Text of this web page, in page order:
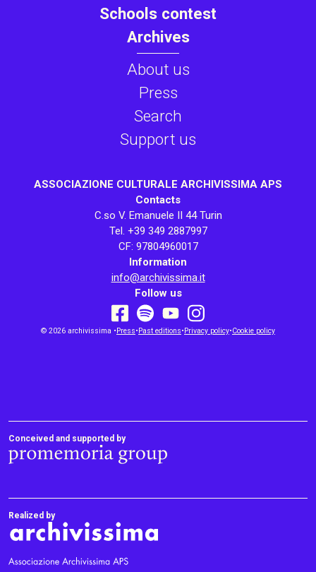
Schools contest
Archives
About us
Press
Search
Support us
ASSOCIAZIONE CULTURALE ARCHIVISSIMA APS
Contacts
C.so V. Emanuele II 44 Turin
Tel. +39 349 2887997
CF: 97804960017
Information
info@archivissima.it
Follow us
facebookspotifyyoutubeinstagram
© 2026 archivissima •Press•Past editions•Privacy policy•Cookie policy
Conceived and supported by
Realized by